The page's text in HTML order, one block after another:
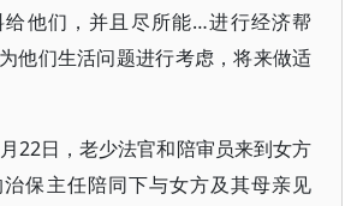
给他们，并且尽所能…进行经济帮
他们生活问题进行考虑，将来做适
22日，老少法官和陪审员来到女方
保主任陪同下与女方及其母亲见